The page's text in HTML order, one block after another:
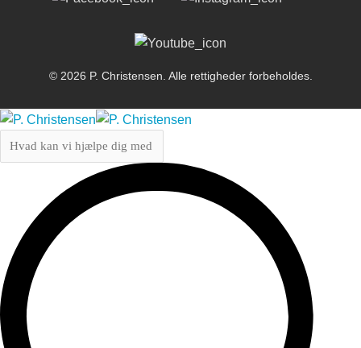
© 2026 P. Christensen. Alle rettigheder forbeholdes.